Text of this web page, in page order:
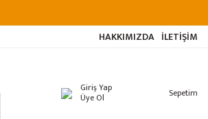
HAKKIMIZDA İLETİŞİM
Giriş Yap
Üye Ol Sepetim